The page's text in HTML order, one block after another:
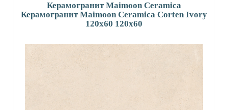
Керамогранит Maimoon Ceramica
Керамогранит Maimoon Ceramica Corten Ivory
120x60 120x60